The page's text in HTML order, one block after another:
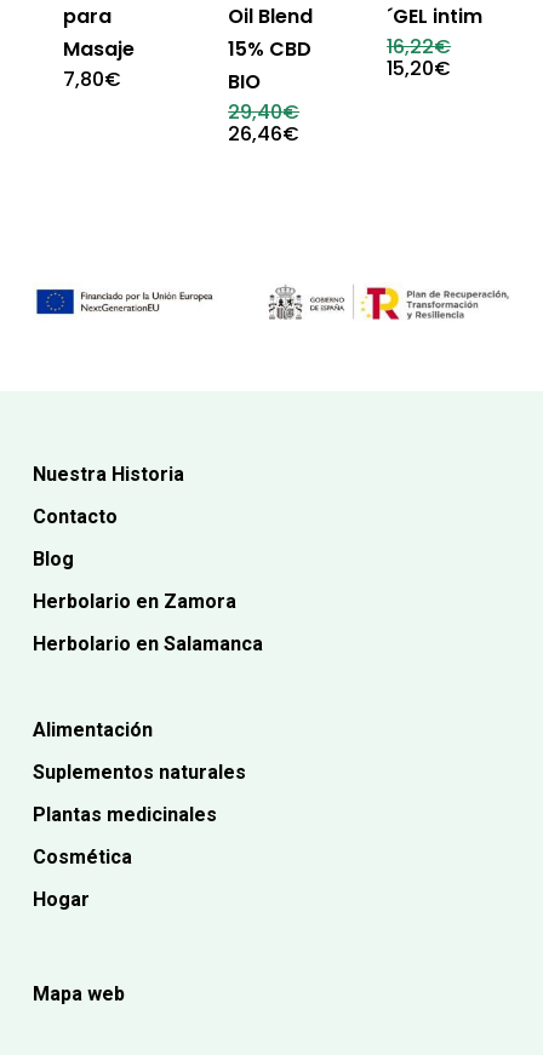
para
Masaje
7,80€
Oil Blend
15% CBD
BIO
29,40€El
26,46€
´GEL intim
16,22€El
15,20€
Nuestra Historia
Contacto
Blog
Herbolario en Zamora
Herbolario en Salamanca
Alimentación
Suplementos naturales
Plantas medicinales
Cosmética
Hogar
Mapa web